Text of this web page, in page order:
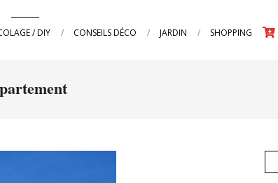
/ DIY CONSEILS DÉCO JARDIN SHOPPING